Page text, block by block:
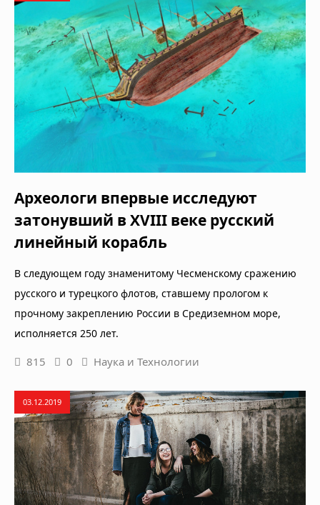
Археологи впервые исследуют
затонувший в XVIII веке русcкий
линейный корабль
В следующем году знаменитому Чесменскому сражению
русского и турецкого флотов, ставшему прологом к
прочному закреплению России в Средиземном море,
исполняется 250 лет.
815 0 Наука и Технологии
03.12.2019